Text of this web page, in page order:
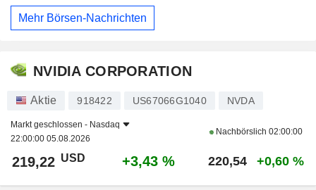
Mehr Börsen-Nachrichten
NVIDIA CORPORATION
Aktie 918422 US67066G1040 NVDA
Markt geschlossen - Nasdaq
22:00:00 05.08.2026
Nachbörslich 02:00:00
219,22 USD +3,43 % 220,54 +0,60 %